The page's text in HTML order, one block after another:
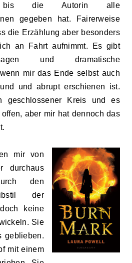
bis die Autorin alle
gegeben hat. Fairerweise
die Erzählung aber besonders
an Fahrt aufnimmt. Es gibt
und dramatische
mir das Ende selbst auch
und abrupt erschienen ist.
geschlossener Kreis und es
aber mir hat dennoch das
mir von
durchaus
den
der
keine
Sie
geblieben.
mit einem